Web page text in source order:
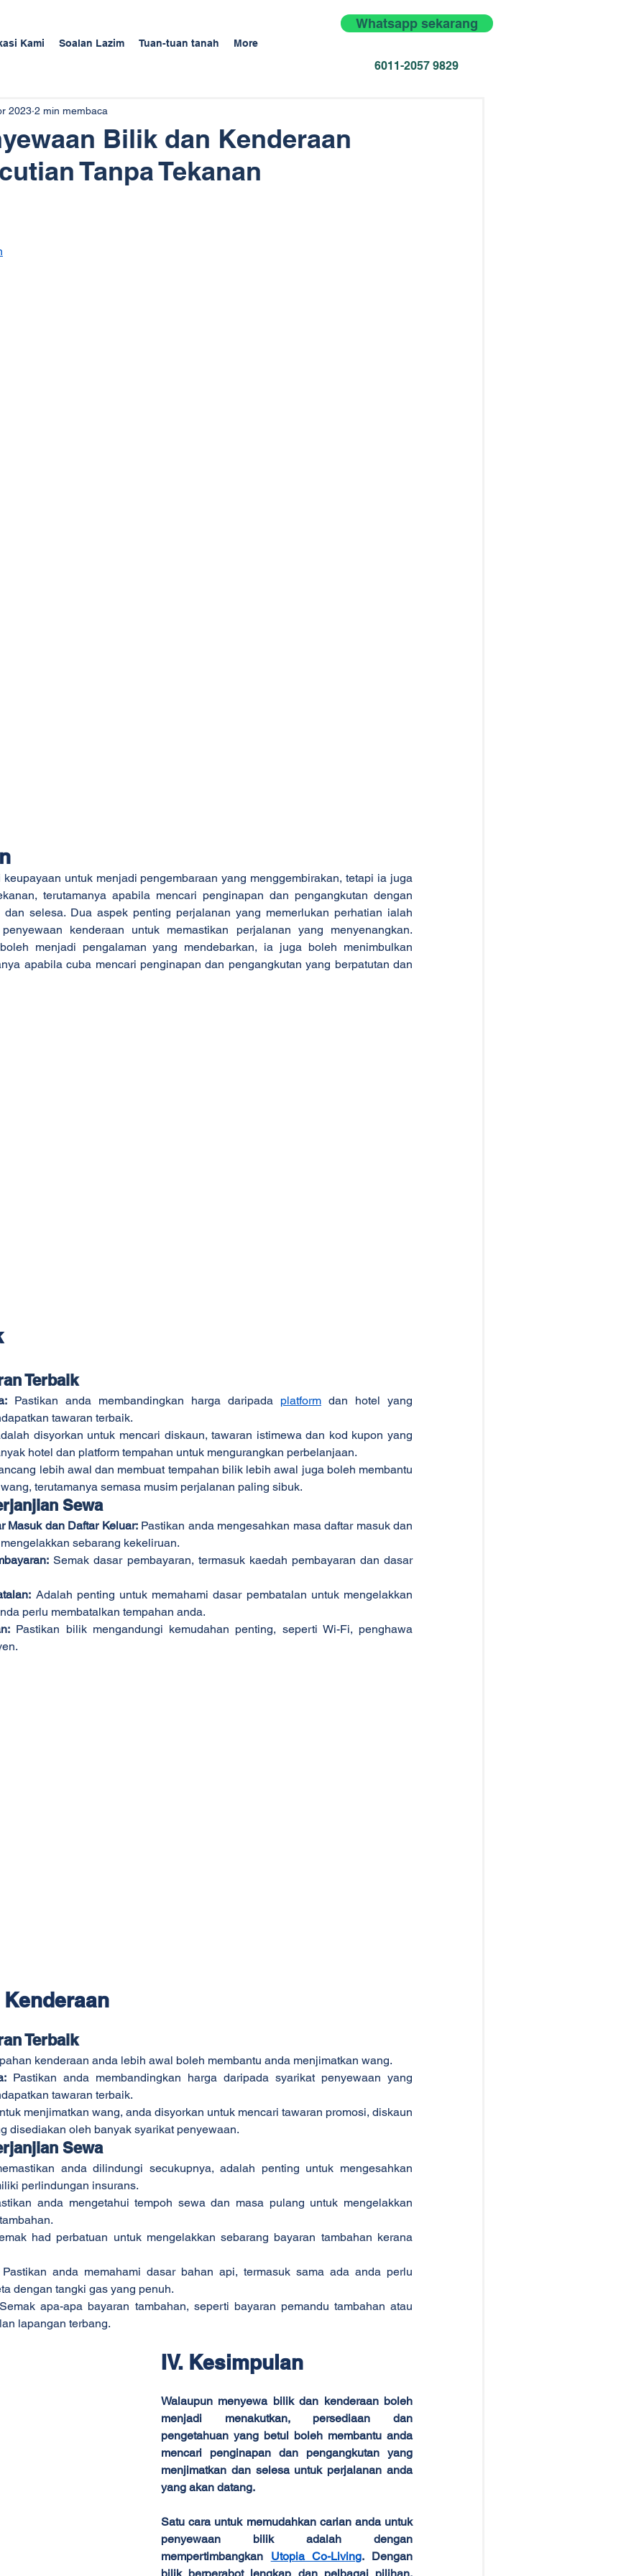
Kami Soalan Lazim Tuan-tuan tanah More
Whatsapp sekarang
6011-2057 9829
Bilik dan Kenderaan
Tanpa Tekanan
2023 2 min membaca
untuk menjadi pengembaraan yang menggembirakan, tetapi ia juga
terutamanya apabila mencari penginapan dan pengangkutan dengan
dan selesa. Dua aspek penting perjalanan yang memerlukan perhatian ialah
kenderaan untuk memastikan perjalanan yang menyenangkan.
menjadi pengalaman yang mendebarkan, ia juga boleh menimbulkan
apabila cuba mencari penginapan dan pengangkutan yang berpatutan dan
Terbaik
Pastikan anda membandingkan harga daripada platform dan hotel yang
tawaran terbaik.
disyorkan untuk mencari diskaun, tawaran istimewa dan kod kupon yang
hotel dan platform tempahan untuk mengurangkan perbelanjaan.
lebih awal dan membuat tempahan bilik lebih awal juga boleh membantu
terutamanya semasa musim perjalanan paling sibuk.
Sewa
Masuk dan Daftar Keluar: Pastikan anda mengesahkan masa daftar masuk dan
sebarang kekeliruan.
Semak dasar pembayaran, termasuk kaedah pembayaran dan dasar
Adalah penting untuk memahami dasar pembatalan untuk mengelakkan
perlu membatalkan tempahan anda.
Pastikan bilik mengandungi kemudahan penting, seperti Wi-Fi, penghawa
Kenderaan
Terbaik
kenderaan anda lebih awal boleh membantu anda menjimatkan wang.
Pastikan anda membandingkan harga daripada syarikat penyewaan yang
tawaran terbaik.
menjimatkan wang, anda disyorkan untuk mencari tawaran promosi, diskaun
disediakan oleh banyak syarikat penyewaan.
Sewa
anda dilindungi secukupnya, adalah penting untuk mengesahkan
perlindungan insurans.
anda mengetahui tempoh sewa dan masa pulang untuk mengelakkan
had perbatuan untuk mengelakkan sebarang bayaran tambahan kerana
Pastikan anda memahami dasar bahan api, termasuk sama ada anda perlu
dengan tangki gas yang penuh.
Semak apa-apa bayaran tambahan, seperti bayaran pemandu tambahan atau
lapangan terbang.
IV. Kesimpulan
Walaupun menyewa bilik dan kenderaan boleh
menjadi menakutkan, persediaan dan
pengetahuan yang betul boleh membantu anda
mencari penginapan dan pengangkutan yang
menjimatkan dan selesa untuk perjalanan anda
yang akan datang.
Satu cara untuk memudahkan carian anda untuk
penyewaan bilik adalah dengan
mempertimbangkan Utopia Co-Living. Dengan